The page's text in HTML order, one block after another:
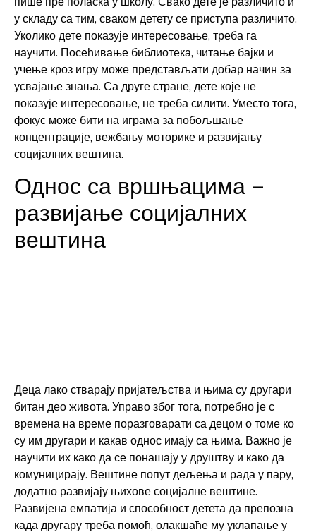
у складу са тим, сваком детету се приступа различито.
Уколико дете показује интересовање, треба га
научити. Посећивање библиотека, читање бајки и
учење кроз игру може представљати добар начин за
усвајање знања. Са друге стране, дете које не
показује интересовање, не треба силити. Уместо тога,
фокус може бити на играма за побољшање
концентрације, вежбању моторике и развијању
социјалних вештина.
Однос са вршњацима –
развијање социјалних
вештина
Деца лако стварају пријатељства и њима су другари
битан део живота. Управо због тога, потребно је с
времена на време поразговарати са децом о томе ко
су им другари и какав однос имају са њима. Важно је
научити их како да се понашају у друштву и како да
комуницирају. Вештине попут дељења и рада у пару,
додатно развијају њихове социјалне вештине.
Развијена емпатија и способност детета да препозна
када другару треба помоћ, олакшаће му уклапање у